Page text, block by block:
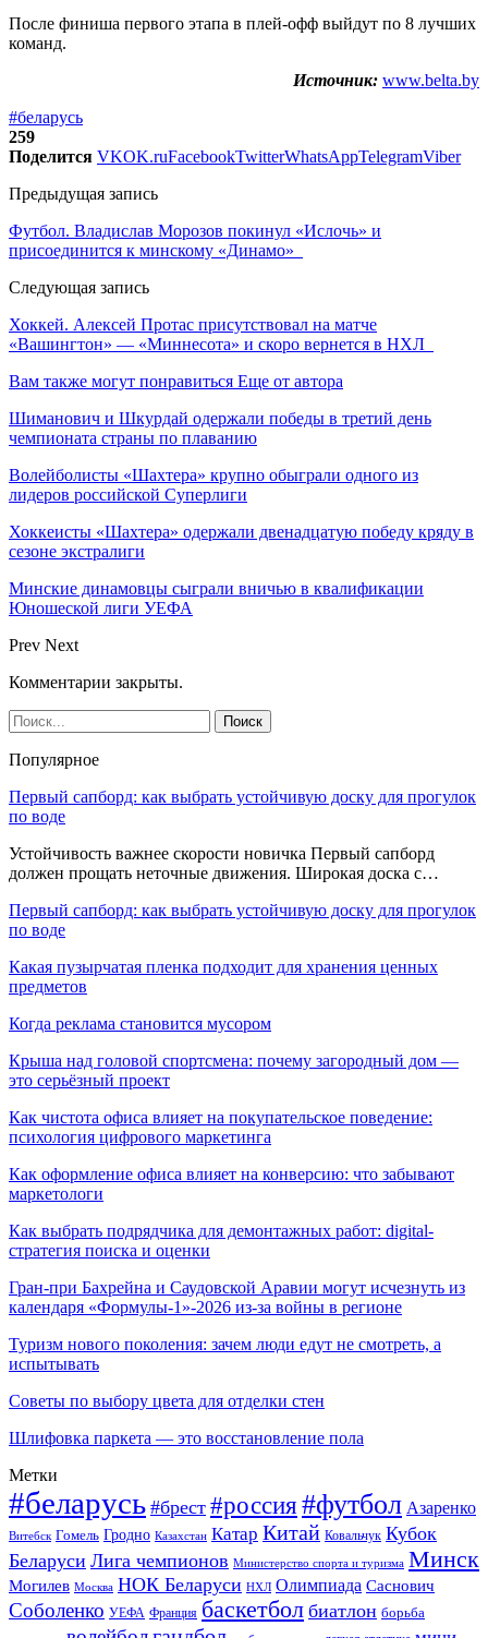
После финиша первого этапа в плей-офф выйдут по 8 лучших
команд.
Источник: www.belta.by
#беларусь
259
Поделится VKOK.ruFacebookTwitterWhatsAppTelegramViber
Предыдущая запись
Футбол. Владислав Морозов покинул «Ислочь» и
присоединится к минскому «Динамо»
Следующая запись
Хоккей. Алексей Протас присутствовал на матче
«Вашингтон» — «Миннесота» и скоро вернется в НХЛ
Вам также могут понравиться Еще от автора
Шиманович и Шкурдай одержали победы в третий день
чемпионата страны по плаванию
Волейболисты «Шахтера» крупно обыграли одного из
лидеров российской Суперлиги
Хоккеисты «Шахтера» одержали двенадцатую победу кряду в
сезоне экстралиги
Минские динамовцы сыграли вничью в квалификации
Юношеской лиги УЕФА
Prev Next
Комментарии закрыты.
Популярное
Первый сапборд: как выбрать устойчивую доску для прогулок
по воде
Устойчивость важнее скорости новичка Первый сапборд
должен прощать неточные движения. Широкая доска с…
Первый сапборд: как выбрать устойчивую доску для прогулок
по воде
Какая пузырчатая пленка подходит для хранения ценных
предметов
Когда реклама становится мусором
Крыша над головой спортсмена: почему загородный дом —
это серьёзный проект
Как чистота офиса влияет на покупательское поведение:
психология цифрового маркетинга
Как оформление офиса влияет на конверсию: что забывают
маркетологи
Как выбрать подрядчика для демонтажных работ: digital-
стратегия поиска и оценки
Гран-при Бахрейна и Саудовской Аравии могут исчезнуть из
календаря «Формулы-1»-2026 из-за войны в регионе
Туризм нового поколения: зачем люди едут не смотреть, а
испытывать
Советы по выбору цвета для отделки стен
Шлифовка паркета — это восстановление пола
Метки
#беларусь #брест #россия#футбол Азаренко
Витебск Гомель Гродно Казахстан Катар Китай Ковальчук Кубок
Беларуси Лига чемпионов Министерство спорта и туризма Минск
Могилев Москва НОК Беларуси НХЛ Олимпиада Саснович
Соболенко УЕФА Франция баскетбол биатлон борьба